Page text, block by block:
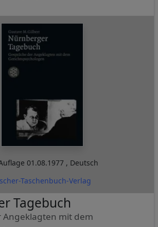
01.08.1977 , Deutsch
Taschenbuch-Verlag
Tagebuch
Angeklagten mit dem